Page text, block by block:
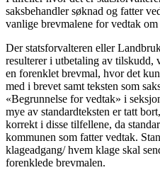
saksbehandler søknad og fatter
vanlige brevmalene for vedtak
Der statsforvalteren eller
resulterer i utbetaling av tilskudd,
en forenklet brevmal, hvor det
med i brevet samt teksten som
«Begrunnelse for vedtak» i
mye av standardteksten er tatt
korrekt i disse tilfellene, da
kommunen som fatter vedtak.
klageadgang/ hvem klage skal
forenklede brevmalen.